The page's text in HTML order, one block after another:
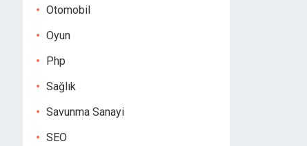
Otomobil
Oyun
Php
Sağlık
Savunma Sanayi
SEO